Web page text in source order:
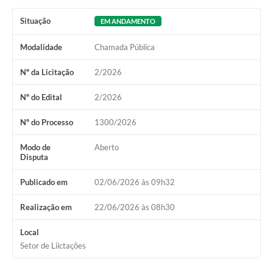
Contratos
Carta de Serviços
Notícias
Turismo
Obras
Contas Públicas
Legislação
Links
Situação EM ANDAMENTO
Modalidade Chamada Pública
Nº da Licitação 2/2026
Nº do Edital 2/2026
Nº do Processo 1300/2026
Modo de
Disputa
Aberto
Publicado em 02/06/2026 às 09h32
Realização em 22/06/2026 às 08h30
Local
Setor de Liictações